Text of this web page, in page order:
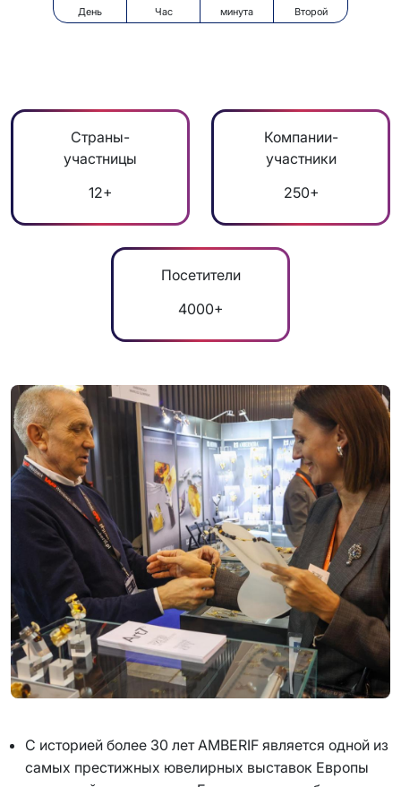
День Час минута Второй
Страны-
участницы
12+
Компании-
участники
250+
Посетители
4000+
С историей более 30 лет AMBERIF является одной из
самых престижных ювелирных выставок Европы